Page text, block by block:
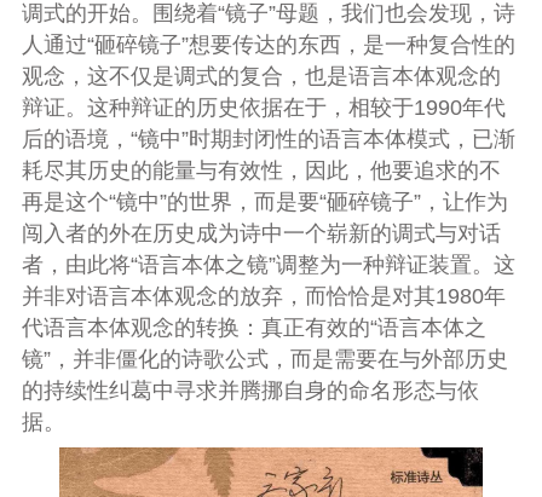
调式的开始。围绕着“镜子”母题，我们也会发现，诗
人通过“砸碎镜子”想要传达的东西，是一种复合性的
观念，这不仅是调式的复合，也是语言本体观念的
辩证。这种辩证的历史依据在于，相较于1990年代
后的语境，“镜中”时期封闭性的语言本体模式，已渐
耗尽其历史的能量与有效性，因此，他要追求的不
再是这个“镜中”的世界，而是要“砸碎镜子”，让作为
闯入者的外在历史成为诗中一个崭新的调式与对话
者，由此将“语言本体之镜”调整为一种辩证装置。这
并非对语言本体观念的放弃，而恰恰是对其1980年
代语言本体观念的转换：真正有效的“语言本体之
镜”，并非僵化的诗歌公式，而是需要在与外部历史
的持续性纠葛中寻求并腾挪自身的命名形态与依
据。